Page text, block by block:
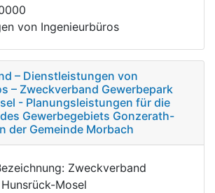
von Ingenieurbüros
– Dienstleistungen von
– Zweckverband Gewerbepark
- Planungsleistungen für die
Gewerbegebiets Gonzerath-
der Gemeinde Morbach
Zweckverband
Mosel